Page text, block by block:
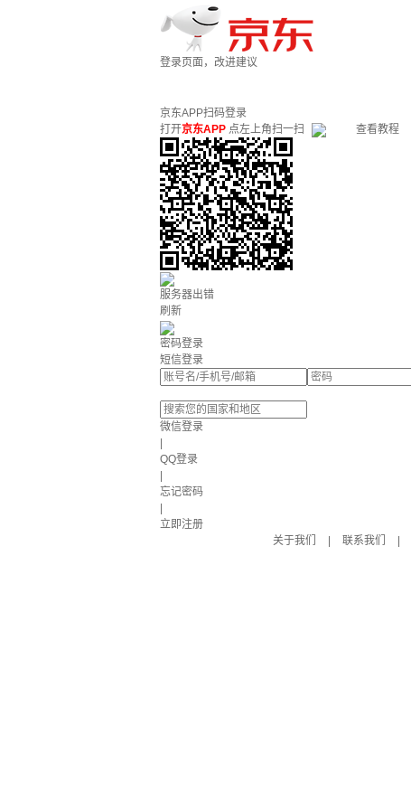
登录页面，改进建议
京东APP扫码登录
打开京东APP 点左上角扫一扫 查看教程
服务器出错
刷新
密码登录
短信登录
微信登录
QQ登录
忘记密码
立即注册
关于我们
联系我们